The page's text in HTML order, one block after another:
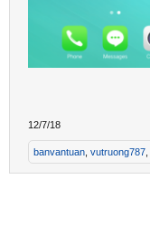
12/7/18
banvantuan vutruong787